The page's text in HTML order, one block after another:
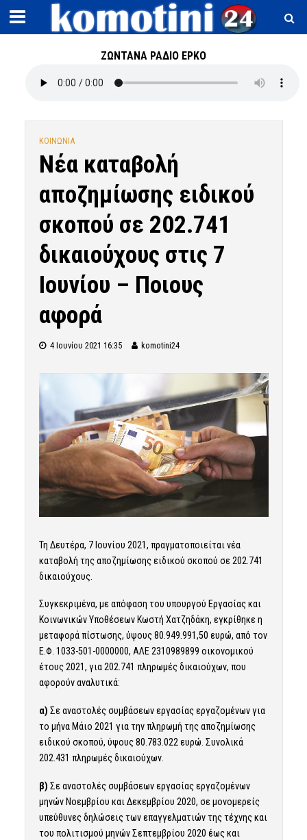
ΖΩΝΤΑΝΑ ΡΑΔΙΟ ΕΡΚΟ
ΚΟΙΝΩΝΙΑ
Νέα καταβολή
αποζημίωσης ειδικού
σκοπού σε 202.741
δικαιούχους στις 7
Ιουνίου – Ποιους
αφορά
4 Ιουνίου 2021 16:35 komotini24
Τη Δευτέρα, 7 Ιουνίου 2021, πραγματοποιείται νέα
καταβολή της αποζημίωσης ειδικού σκοπού σε 202.741
δικαιούχους.
Συγκεκριμένα, με απόφαση του υπουργού Εργασίας και
Κοινωνικών Υποθέσεων Κωστή Χατζηδάκη, εγκρίθηκε η
μεταφορά πίστωσης, ύψους 80.949.991,50 ευρώ, από τον
Ε.Φ. 1033-501-0000000, ΑΛΕ 2310989899 οικονομικού
έτους 2021, για 202.741 πληρωμές δικαιούχων, που
αφορούν αναλυτικά:
α) Σε αναστολές συμβάσεων εργασίας εργαζομένων για
το μήνα Μάιο 2021 για την πληρωμή της αποζημίωσης
ειδικού σκοπού, ύψους 80.783.022 ευρώ. Συνολικά
202.431 πληρωμές δικαιούχων.
β) Σε αναστολές συμβάσεων εργασίας εργαζομένων
μηνών Νοεμβρίου και Δεκεμβρίου 2020, σε μονομερείς
υπεύθυνες δηλώσεις των επαγγελματιών της τέχνης και
του πολιτισμού μηνών Σεπτεμβρίου 2020 έως και